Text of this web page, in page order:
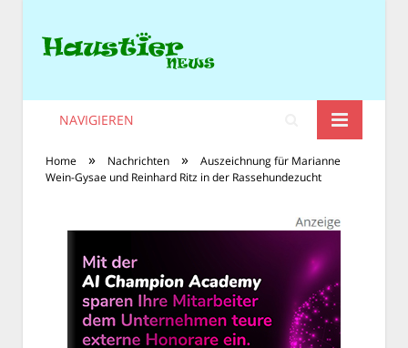
NAVIGIEREN
Home » Nachrichten »
Auszeichnung für Marianne
Wein-Gysae und Reinhard Ritz in der Rassehundezucht